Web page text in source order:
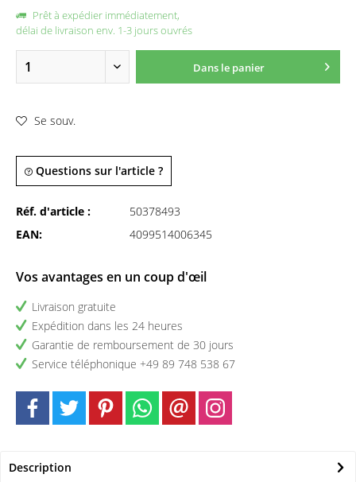
Prêt à expédier immédiatement,
délai de livraison env. 1-3 jours ouvrés
Dans le panier
Se souv.
Questions sur l'article ?
Réf. d'article :
50378493
EAN:
4099514006345
Vos avantages en un coup d'œil
Livraison gratuite
Expédition dans les 24 heures
Garantie de remboursement de 30 jours
Service téléphonique +49 89 748 538 67
Description